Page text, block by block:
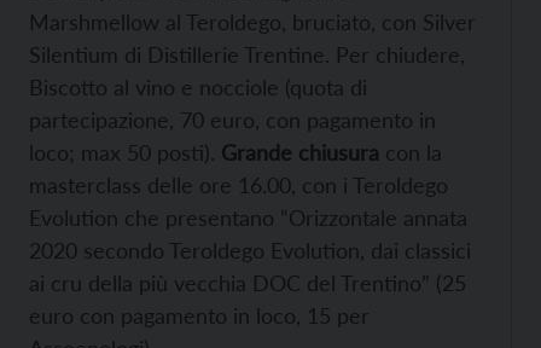
Marshmellow al Teroldego, bruciato, con Silver
Silentium di Distillerie Trentine. Per chiudere,
Biscotto al vino e nocciole (quota di
partecipazione, 70 euro, con pagamento in
loco; max 50 posti). Grande chiusura con la
masterclass delle ore 16.00, con i Teroldego
Evolution che presentano “Orizzontale annata
2020 secondo Teroldego Evolution, dai classici
ai cru della più vecchia DOC del Trentino” (25
euro con pagamento in loco, 15 per